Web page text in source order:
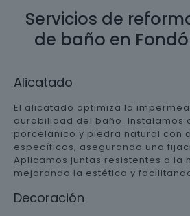
Servicios de
de baño en
Alicatado
El alicatado optimiza la
durabilidad del baño. Instalamos
porcelánico y piedra natural con
específicos, asegurando una
Aplicamos juntas resistentes a la
mejorando la estética y
Decoración